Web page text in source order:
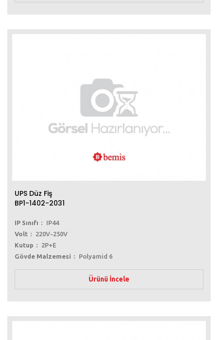
UPS Düz Fiş
BP1-1402-2031
IP Sınıfı
IP44
Volt
220V-250V
Kutup
2P+E
Gövde Malzemesi
Polyamid 6
Ürünü İncele